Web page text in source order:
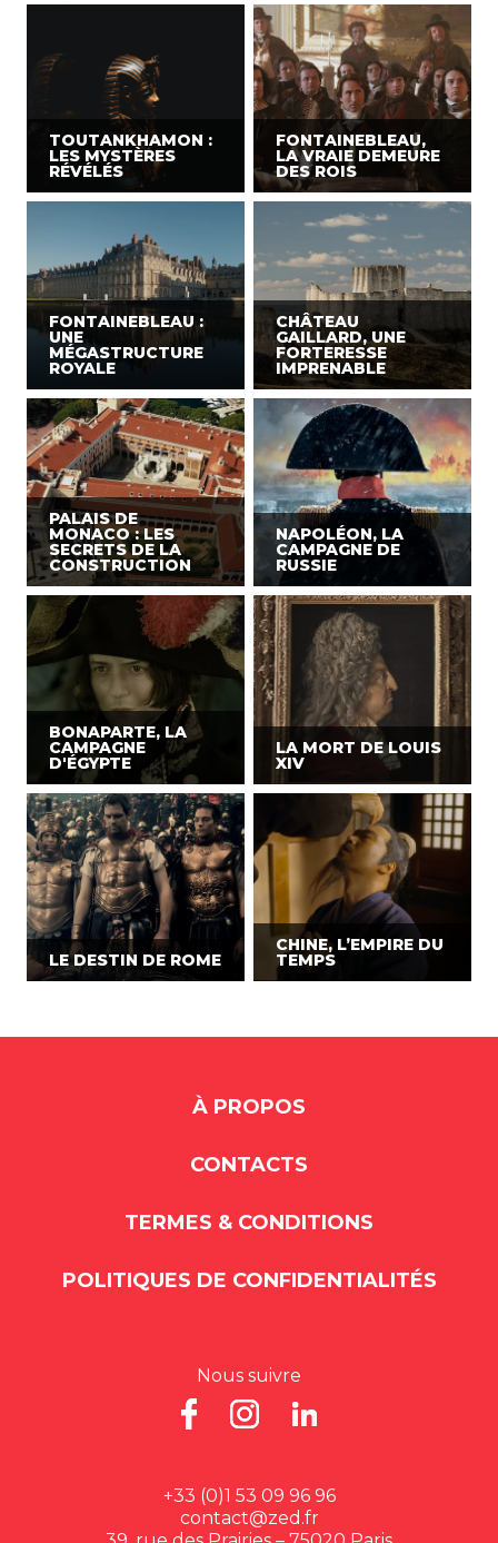
TOUTANKHAMON :
LES MYSTÈRES
RÉVÉLÉS
FONTAINEBLEAU,
LA VRAIE DEMEURE
DES ROIS
FONTAINEBLEAU :
UNE
MÉGASTRUCTURE
ROYALE
CHÂTEAU
GAILLARD, UNE
FORTERESSE
IMPRENABLE
PALAIS DE
MONACO : LES
SECRETS DE LA
CONSTRUCTION
NAPOLÉON, LA
CAMPAGNE DE
RUSSIE
BONAPARTE, LA
CAMPAGNE
D'ÉGYPTE
LA MORT DE LOUIS
XIV
LE DESTIN DE ROME
CHINE, L’EMPIRE DU
TEMPS
À PROPOS
CONTACTS
TERMES & CONDITIONS
POLITIQUES DE CONFIDENTIALITÉS
Nous suivre
+33 (0)1 53 09 96 96
contact@zed.fr